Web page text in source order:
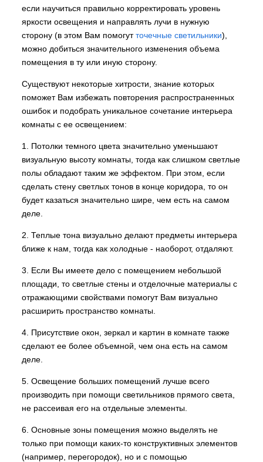
если научиться правильно корректировать уровень
яркости освещения и направлять лучи в нужную
сторону (в этом Вам помогутточечные светильники),
можно добиться значительного изменения объема
помещения в ту или иную сторону.
Существуют некоторые хитрости, знание которых
поможет Вам избежать повторения распространенных
ошибок и подобрать уникальное сочетание интерьера
комнаты с ее освещением:
1. Потолки темного цвета значительно уменьшают
визуальную высоту комнаты, тогда как слишком светлые
полы обладают таким же эффектом. При этом, если
сделать стену светлых тонов в конце коридора, то он
будет казаться значительно шире, чем есть на самом
деле.
2. Теплые тона визуально делают предметы интерьера
ближе к нам, тогда как холодные - наоборот, отдаляют.
3. Если Вы имеете дело с помещением небольшой
площади, то светлые стены и отделочные материалы с
отражающими свойствами помогут Вам визуально
расширить пространство комнаты.
4. Присутствие окон, зеркал и картин в комнате также
сделают ее более объемной, чем она есть на самом
деле.
5. Освещение больших помещений лучше всего
производить при помощи светильников прямого света,
не рассеивая его на отдельные элементы.
6. Основные зоны помещения можно выделять не
только при помощи каких-то конструктивных элементов
(например, перегородок), но и с помощью